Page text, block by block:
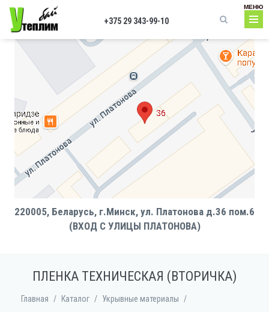
Перейти к основному содержанию
220005, Беларусь, г.Минск, ул. Платонова д.36 пом.6
(ВХОД С УЛИЦЫ ПЛАТОНОВА)
МЕНЮ
Форма поиска
+375 29 343-99-10
ПЛЕНКА ТЕХНИЧЕСКАЯ (ВТОРИЧКА)
Главная / Каталог / Укрывные материалы
/